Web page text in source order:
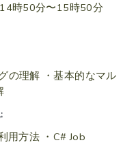
時50分〜15時50分
の理解 ・基本的なマル
用方法 ・C# Job